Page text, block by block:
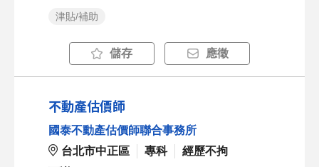
津貼/補助
儲存 應徵
不動產估價師
國泰不動產估價師聯合事務所
台北市中正區
專科
經歷不拘